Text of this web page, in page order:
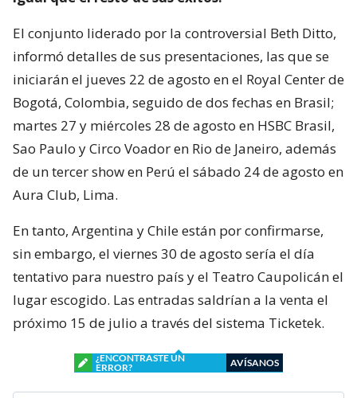
El conjunto liderado por la controversial Beth Ditto,
informó detalles de sus presentaciones, las que se
iniciarán el jueves 22 de agosto en el Royal Center de
Bogotá, Colombia, seguido de dos fechas en Brasil;
martes 27 y miércoles 28 de agosto en HSBC Brasil,
Sao Paulo y Circo Voador en Rio de Janeiro, además
de un tercer show en Perú el sábado 24 de agosto en
Aura Club, Lima.
En tanto, Argentina y Chile están por confirmarse,
sin embargo, el viernes 30 de agosto sería el día
tentativo para nuestro país y el Teatro Caupolicán el
lugar escogido. Las entradas saldrían a la venta el
próximo 15 de julio a través del sistema Ticketek.
¿ENCONTRASTE UN
ERROR?
AVÍSANOS